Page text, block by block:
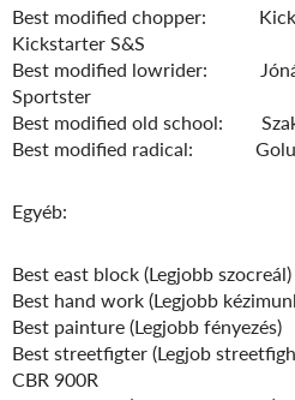
Best modified chopper:
Kickstarter S&S
Best modified lowrider: Jónás
Sportster
Best modified old school:
Best modified radical: Golub
Egyéb:
Best east block (Legjobb
Best hand work (Legjobb
Best painture (Legjobb
Best streetfigter (Legjob
CBR 900R